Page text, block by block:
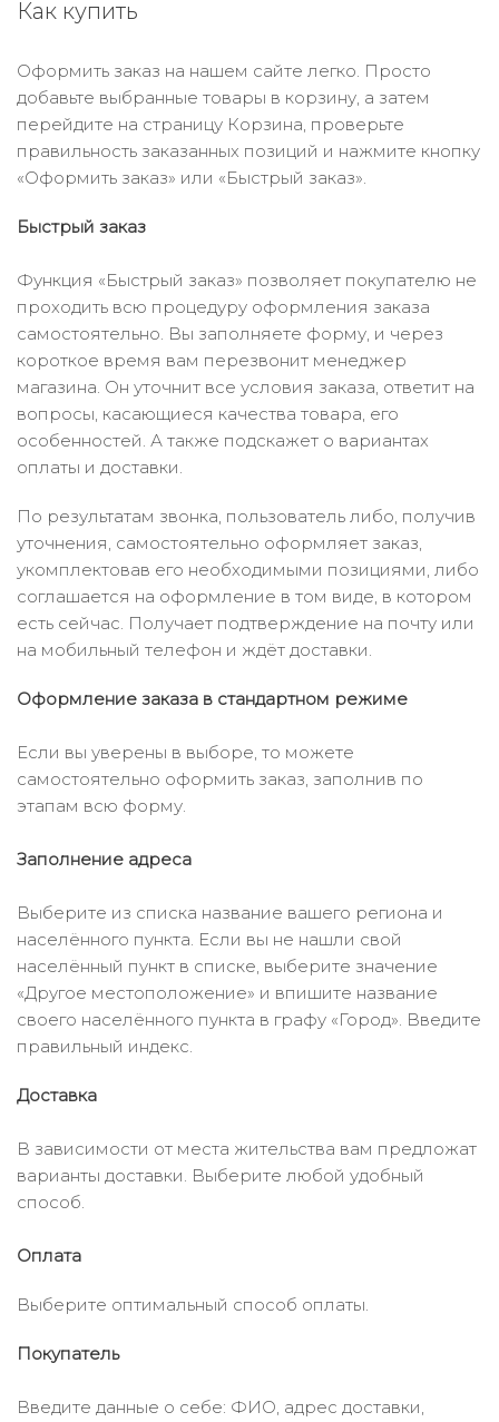
Как купить
Оформить заказ на нашем сайте легко. Просто
добавьте выбранные товары в корзину, а затем
перейдите на страницу Корзина, проверьте
правильность заказанных позиций и нажмите кнопку
«Оформить заказ» или «Быстрый заказ».
Быстрый заказ
Функция «Быстрый заказ» позволяет покупателю не
проходить всю процедуру оформления заказа
самостоятельно. Вы заполняете форму, и через
короткое время вам перезвонит менеджер
магазина. Он уточнит все условия заказа, ответит на
вопросы, касающиеся качества товара, его
особенностей. А также подскажет о вариантах
оплаты и доставки.
По результатам звонка, пользователь либо, получив
уточнения, самостоятельно оформляет заказ,
укомплектовав его необходимыми позициями, либо
соглашается на оформление в том виде, в котором
есть сейчас. Получает подтверждение на почту или
на мобильный телефон и ждёт доставки.
Оформление заказа в стандартном режиме
Если вы уверены в выборе, то можете
самостоятельно оформить заказ, заполнив по
этапам всю форму.
Заполнение адреса
Выберите из списка название вашего региона и
населённого пункта. Если вы не нашли свой
населённый пункт в списке, выберите значение
«Другое местоположение» и впишите название
своего населённого пункта в графу «Город». Введите
правильный индекс.
Доставка
В зависимости от места жительства вам предложат
варианты доставки. Выберите любой удобный
способ.
Оплата
Выберите оптимальный способ оплаты.
Покупатель
Введите данные о себе: ФИО, адрес доставки,